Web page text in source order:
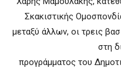
Σκακιστικής
μεταξύ άλλων, οι τρεις
στη
προγράμματος του